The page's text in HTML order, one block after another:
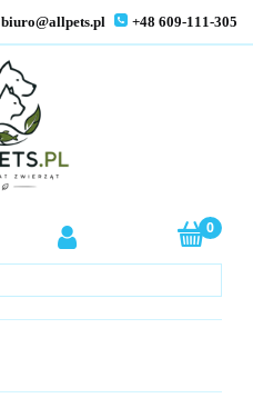
biuro@allpets.pl +48 609-111-305